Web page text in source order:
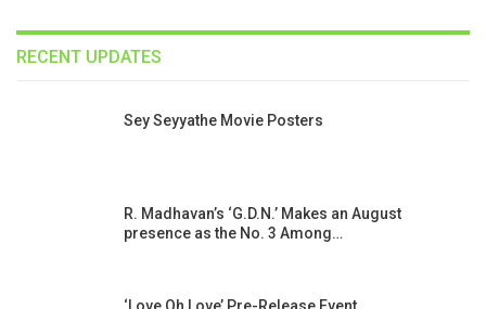
RECENT UPDATES
Sey Seyyathe Movie Posters
R. Madhavan’s ‘G.D.N.’ Makes an August
presence as the No. 3 Among…